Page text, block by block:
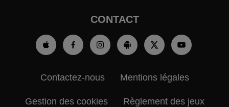
CONTACT
Contactez-nous Mentions légales
Gestion des cookies Règlement des jeux